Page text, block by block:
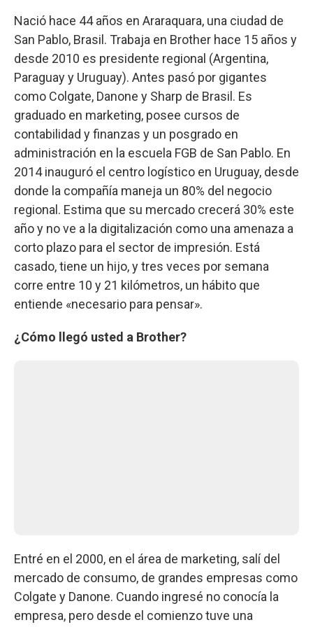
Nació hace 44 años en Araraquara, una ciudad de
San Pablo, Brasil. Trabaja en Brother hace 15 años y
desde 2010 es presidente regional (Argentina,
Paraguay y Uruguay). Antes pasó por gigantes
como Colgate, Danone y Sharp de Brasil. Es
graduado en marketing, posee cursos de
contabilidad y finanzas y un posgrado en
administración en la escuela FGB de San Pablo. En
2014 inauguró el centro logístico en Uruguay, desde
donde la compañía maneja un 80% del negocio
regional. Estima que su mercado crecerá 30% este
año y no ve a la digitalización como una amenaza a
corto plazo para el sector de impresión. Está
casado, tiene un hijo, y tres veces por semana
corre entre 10 y 21 kilómetros, un hábito que
entiende «necesario para pensar».
¿Cómo llegó usted a Brother?
Entré en el 2000, en el área de marketing, salí del
mercado de consumo, de grandes empresas como
Colgate y Danone. Cuando ingresé no conocía la
empresa, pero desde el comienzo tuve una